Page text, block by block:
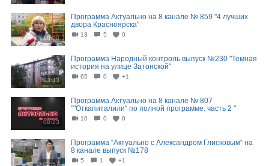
10:00
Программа Актуально на 8 канале № 859 "4 лучших
двора Красноярска"
13 5 0
03:43
Программа Народный контроль выпуск №230 "Темная
история на улице Затонской"
65 0 +1
08:23
Программа Актуально на 8 канале № 807
""Откапиталили" по полной программе. часть 2 "
10 0 0
02:57
Программа “Актуально с Александром Глисковым“ на
8 канале выпуск №178
5 1 +1